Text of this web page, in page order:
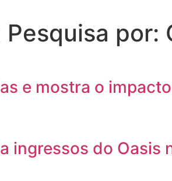
por:
e mostra o
ingressos do Oasis